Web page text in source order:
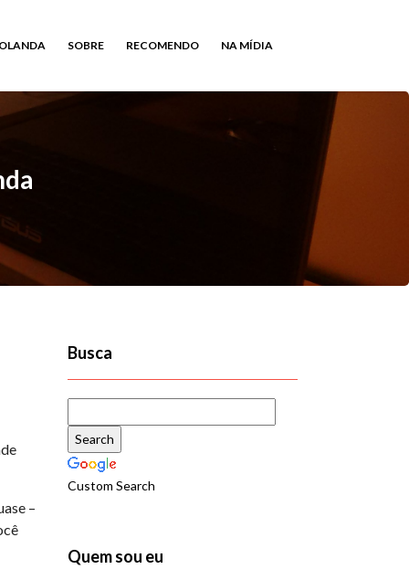
SOBRE RECOMENDO NA MÍDIA
–
Busca
Custom Search
Quem sou eu